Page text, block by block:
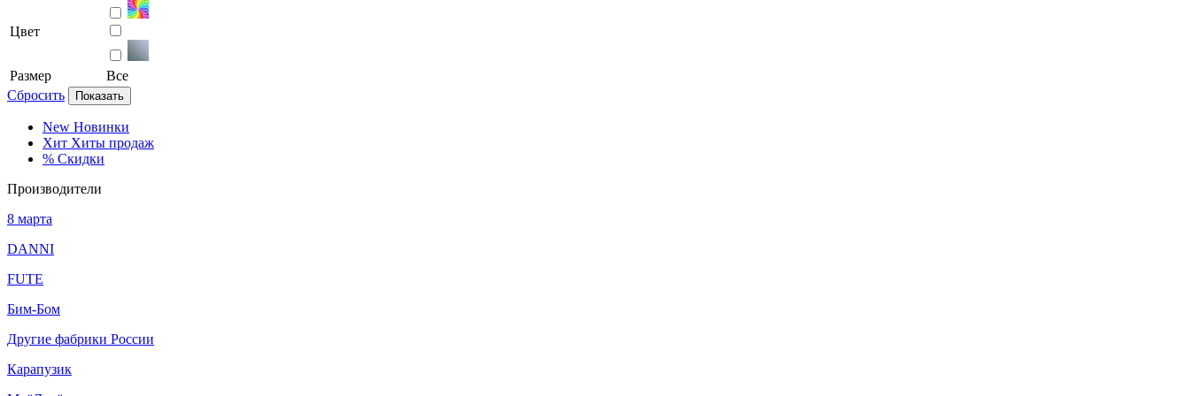
Цвет
Размер
Все
Сбросить
Показать
New Новинки
Хит Хиты продаж
% Скидки
Производители
8 марта
DANNI
FUTE
Бим-Бом
Другие фабрики России
Карапузик